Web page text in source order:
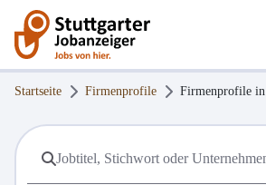
Startseite Firmenprofile Firmenprofile in